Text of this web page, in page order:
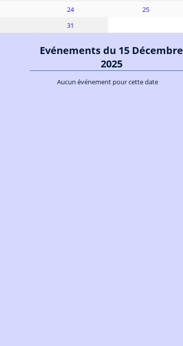
24 25
31
Evénements du 15 Décembre
2025
Aucun événement pour cette date